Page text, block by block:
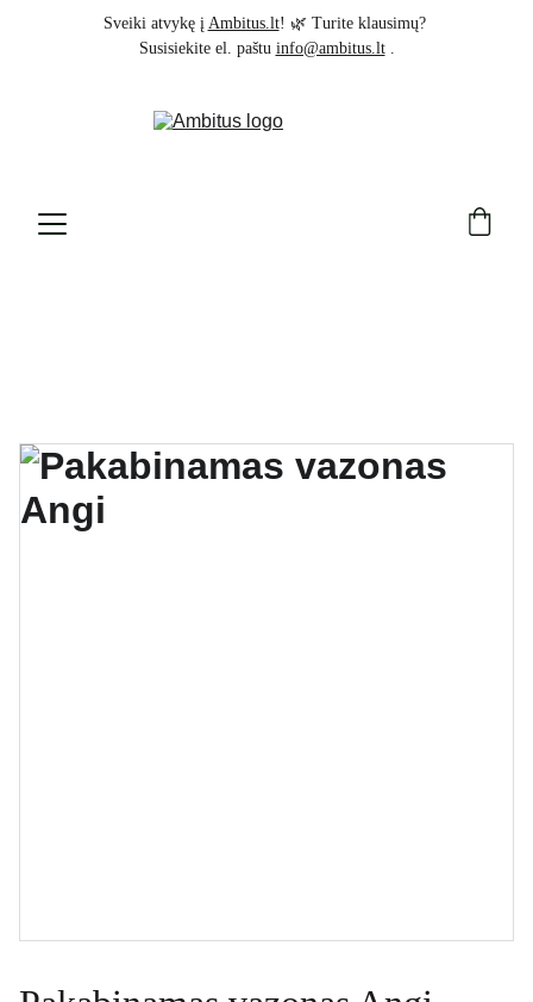
Sveiki atvykę į Ambitus.lt! 🌿 Turite klausimų?
Susisiekite el. paštu info@ambitus.lt .